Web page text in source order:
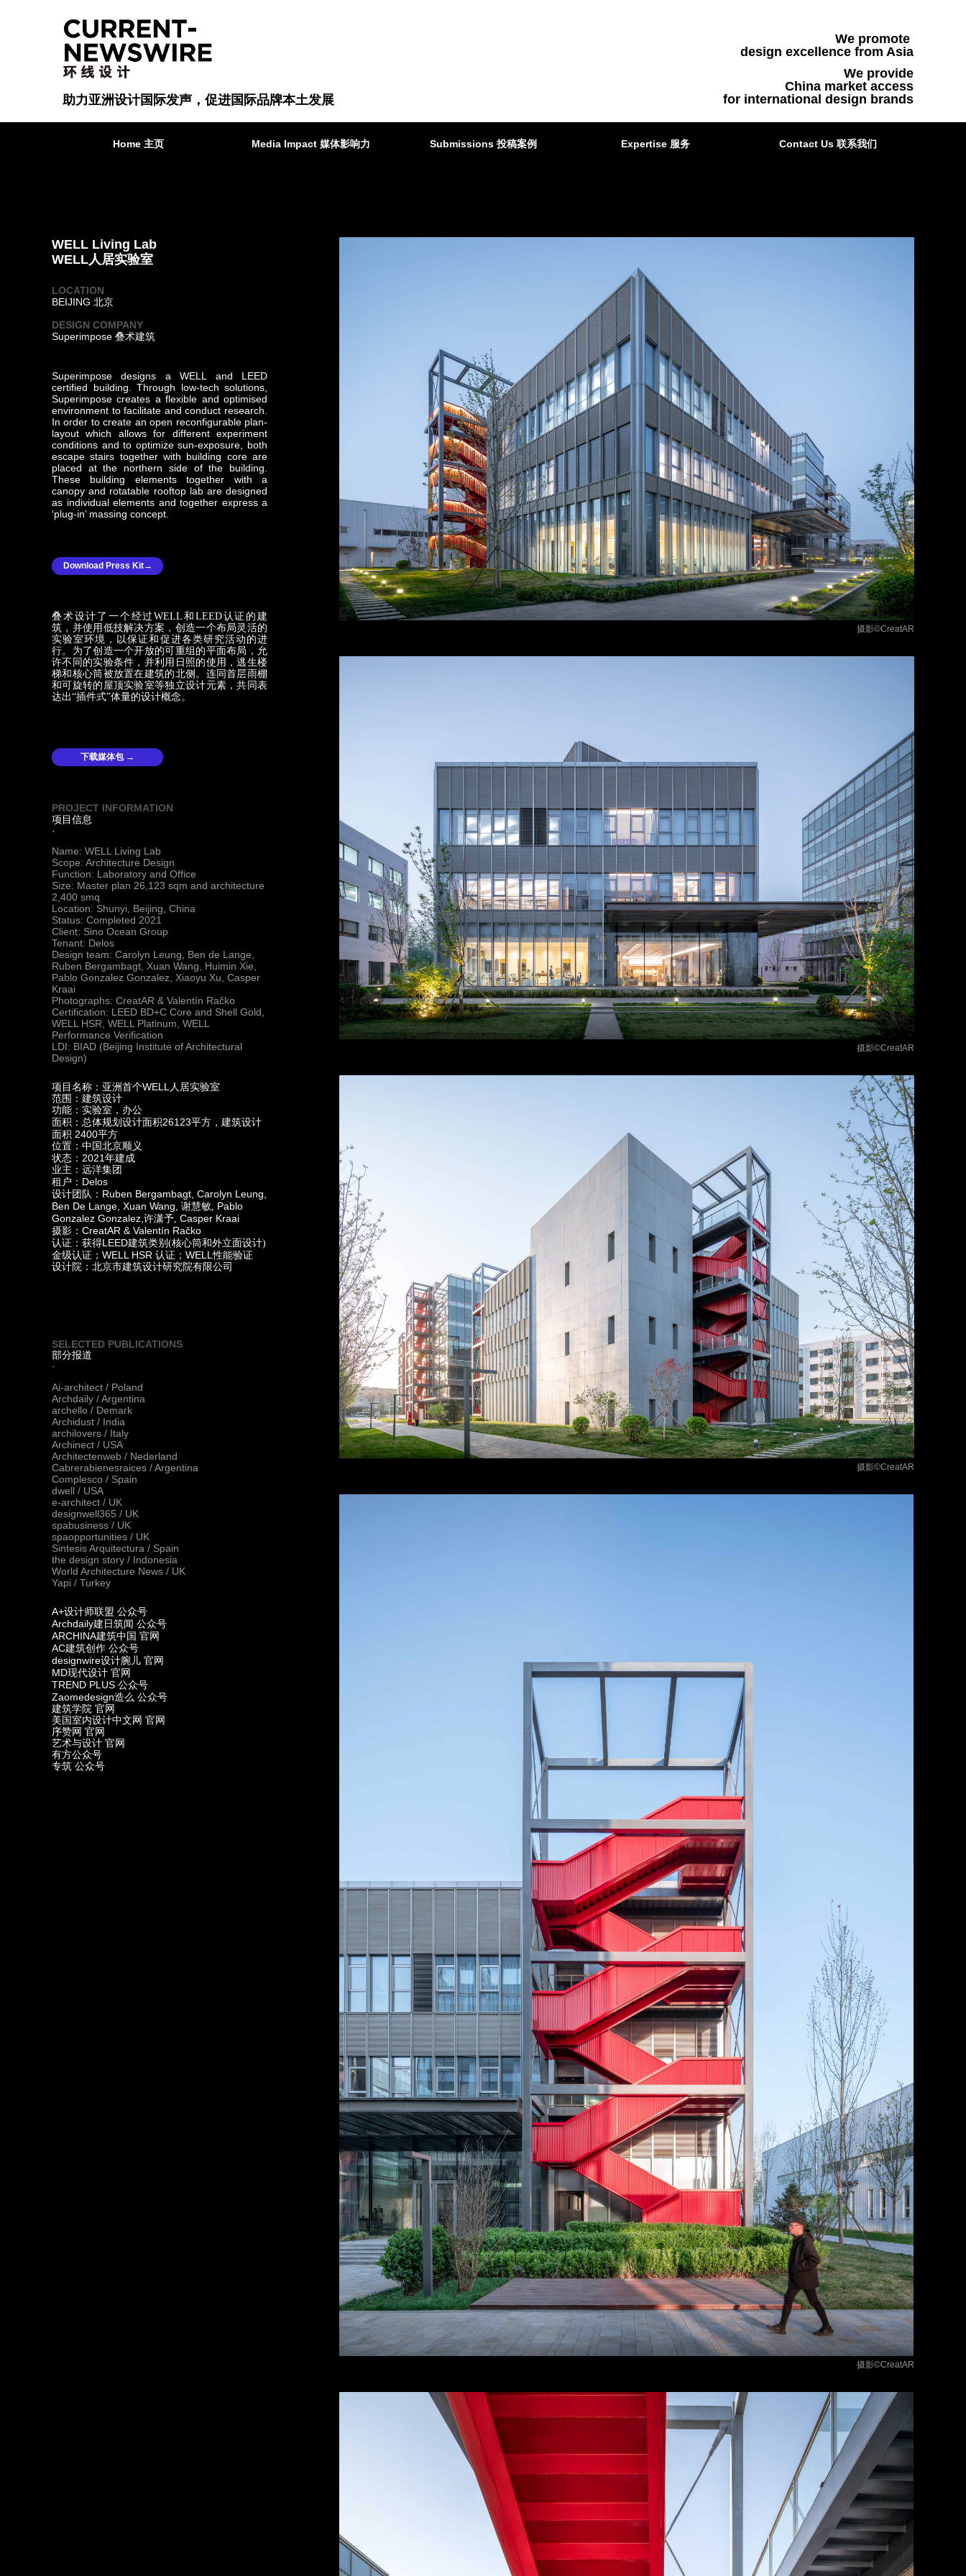
Home 主页 Media Impact 媒体影响力 Submissions 投稿案例 Expertise 服务 Contact Us 联系我们
助力亚洲设计国际发声，促进国际品牌本土发展
We promote
design excellence from Asia
We provide
China market access
for international design brands
WELL Living Lab
WELL人居实验室
LOCATION
BEIJING 北京
DESIGN COMPANY
Superimpose 叠术建筑
Download Press Kit→
下载媒体包 →
Superimpose designs a WELL and LEED
certified building. Through low-tech solutions,
Superimpose creates a flexible and optimised
environment to facilitate and conduct research.
In order to create an open reconfigurable plan-
layout which allows for different experiment
conditions and to optimize sun-exposure, both
escape stairs together with building core are
placed at the northern side of the building.
These building elements together with a
canopy and rotatable rooftop lab are designed
as individual elements and together express a
‘plug-in’ massing concept.
叠术设计了一个经过WELL和LEED认证的建
筑，并使用低技解决方案，创造一个布局灵活的
实验室环境，以保证和促进各类研究活动的进
行。为了创造一个开放的可重组的平面布局，允
许不同的实验条件，并利用日照的使用，逃生楼
梯和核心筒被放置在建筑的北侧。连同首层雨棚
和可旋转的屋顶实验室等独立设计元素，共同表
达出“插件式”体量的设计概念。
PROJECT INFORMATION
项目信息
·
Name: WELL Living Lab
Scope: Architecture Design
Function: Laboratory and Office
Size: Master plan 26,123 sqm and architecture
2,400 smq
Location: Shunyi, Beijing, China
Status: Completed 2021
Client: Sino Ocean Group
Tenant: Delos
Design team: Carolyn Leung, Ben de Lange,
Ruben Bergambagt, Xuan Wang, Huimin Xie,
Pablo Gonzalez Gonzalez, Xiaoyu Xu, Casper
Kraai
Photographs: CreatAR & Valentín Račko
Certification: LEED BD+C Core and Shell Gold,
WELL HSR, WELL Platinum, WELL
Performance Verification
LDI: BIAD (Beijing Institute of Architectural
Design)
项目名称：亚洲首个WELL 人居实验室
范围：建筑设计
功能：实验室，办公
面积：总体规划设计面积26123平方，建筑设计
面积 2400平方
位置：中国北京顺义
状态： 2021 年建成
业主：远洋集团
租户： Delos
设计团队： Ruben Bergambagt, Carolyn Leung,
Ben De Lange, Xuan Wang, 谢慧敏, Pablo
Gonzalez Gonzalez, 许潇予, Casper Kraai
摄影： CreatAR & Valentín Račko
认证：获得LEED建筑类别(核心筒和外立面设计)
金级认证； WELL HSR 认证； WELL性能验证
设计院：北京市建筑设计研究院有限公司
摄影©CreatAR
摄影©CreatAR
摄影©CreatAR
摄影©CreatAR
SELECTED PUBLICATIONS
部分报道
·
Ai-architect / Poland
Archdaily / Argentina
archello / Demark
Archidust / India
archilovers / Italy
Archinect / USA
Architectenweb / Nederland
Cabrerabienesraices / Argentina
Complesco / Spain
dwell / USA
e-architect / UK
designwell365 / UK
spabusiness / UK
spaopportunities / UK
Sintesis Arquitectura / Spain
the design story / Indonesia
World Architecture News / UK
Yapi / Turkey
A+设计师联盟 公众号
Archdaily建日筑闻 公众号
ARCHINA建筑中国 官网
AC建筑创作 公众号
designwire设计腕儿 官网
MD现代设计 官网
TREND PLUS 公众号
Zaomedesign造么 公众号
建筑学院 官网
美国室内设计中文网 官网
序赞网 官网
艺术与设计 官网
有方公众号
专筑 公众号